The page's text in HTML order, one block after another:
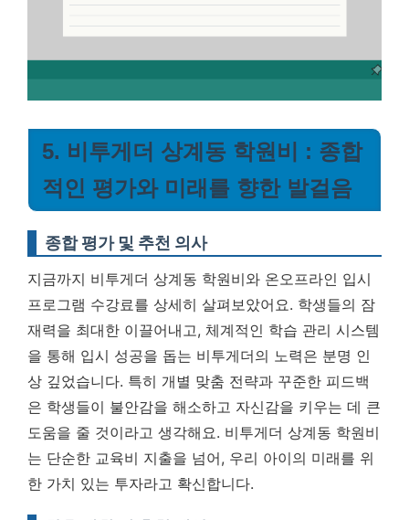
5. 비투게더 상계동 학원비 : 종합
적인 평가와 미래를 향한 발걸음
종합 평가 및 추천 의사
지금까지 비투게더 상계동 학원비와 온오프라인 입시
프로그램 수강료를 상세히 살펴보았어요. 학생들의 잠
재력을 최대한 이끌어내고, 체계적인 학습 관리 시스템
을 통해 입시 성공을 돕는 비투게더의 노력은 분명 인
상 깊었습니다. 특히 개별 맞춤 전략과 꾸준한 피드백
은 학생들이 불안감을 해소하고 자신감을 키우는 데 큰
도움을 줄 것이라고 생각해요. 비투게더 상계동 학원비
는 단순한 교육비 지출을 넘어, 우리 아이의 미래를 위
한 가치 있는 투자라고 확신합니다.